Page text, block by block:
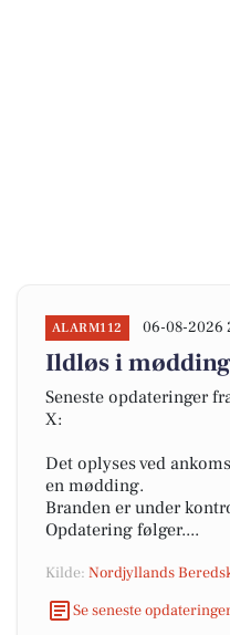
ALARM112 06-08-2026
Ildløs i
Seneste opdateringer
X:
Det oplyses ved
en mødding.
Branden er under
Opdatering følger....
Kilde: Nordjyllands
Se seneste